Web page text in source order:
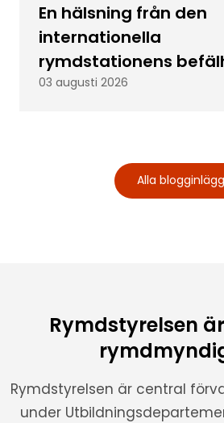
En hälsning från den
internationella
rymdstationens
03 augusti 2026
Alla blogginlägg
Rymdstyrelsen
Rymdstyrelsen är central
under